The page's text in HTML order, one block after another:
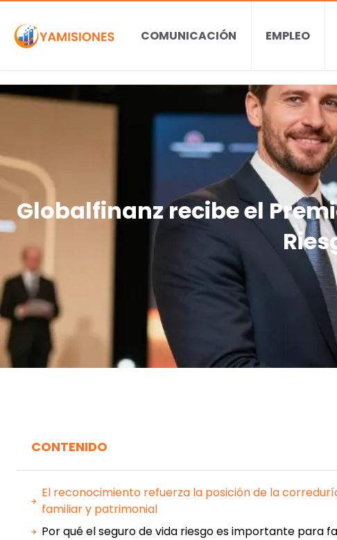
COMUNICACIÓN EMPLEO
Globalfinanz recibe el
CONTENIDO
El reconocimiento refuerza la posición de la
familiar y patrimonial
Por qué el seguro de vida riesgo es importante para